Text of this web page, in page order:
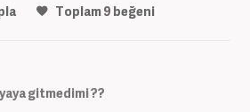
Toplam9 beğeni
gitmedimi ??